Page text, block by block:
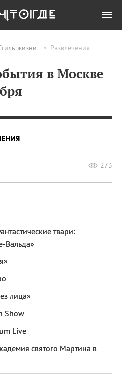
жизни Развлечения
в Москве
273
твари:
Вальда»
лица»
Show
Live
святого Мартина в